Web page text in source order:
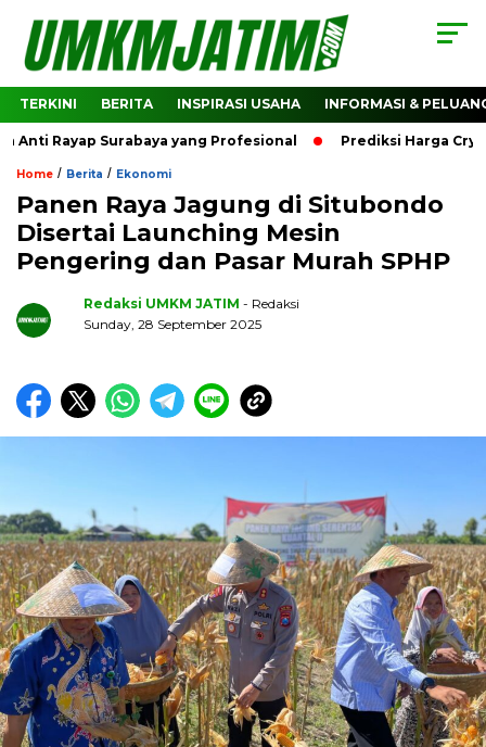
TERKINI BERITA INSPIRASI USAHA INFORMASI &
Rayap Surabaya yang Profesional Prediksi Harga Crypto
Home / Berita / Ekonomi
Panen Raya Jagung di Situbondo
Disertai Launching Mesin
Pengering dan Pasar Murah SPHP
Redaksi UMKM JATIM - Redaksi
Sunday, 28 September 2025